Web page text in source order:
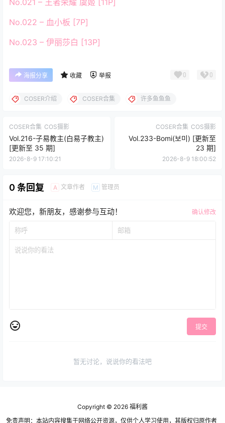
No.022 – 血小板 [7P]
No.023 – 伊丽莎白 [13P]
海报分享 收藏 举报 0 0
COSER介绍 COSER合集 许多鱼鱼鱼
COSER合集 COS摄影
Vol.216-子易教主(白易子教主)
[更新至 35 期]
2026-8-9 17:10:21
COSER合集 COS摄影
Vol.233-Bomi(보미) [更新至
23 期]
2026-8-9 18:00:52
0 条回复 A 文章作者 M 管理员
欢迎您，新朋友，感谢参与互动！ 确认修改
提交
暂无讨论，说说你的看法吧
Copyright © 2026 福利酱
免责声明：本站内容搜集于网络公开资源，仅供个人学习使用，其版权归原作者